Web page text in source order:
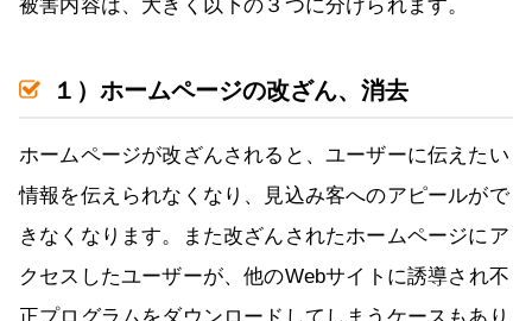
被害内容は、大きく以下の３つに分けられます。
１）ホームページの改ざん、消去
ホームページが改ざんされると、ユーザーに伝えたい
情報を伝えられなくなり、見込み客へのアピールがで
きなくなります。また改ざんされたホームページにア
クセスしたユーザーが、他のWebサイトに誘導され不